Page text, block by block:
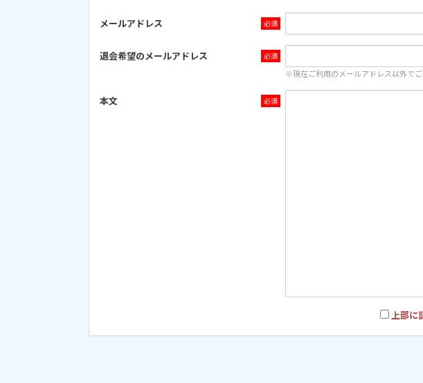
メールアドレス
退会希望のメールアドレス
※現在ご利用のメールアドレス以外でご
本文
上部に